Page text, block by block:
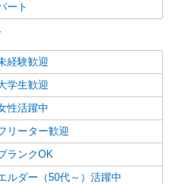
ート
経験歓迎
学生歓迎
性活躍中
リーター歓迎
ランクOK
ルダー（50代～）活躍中